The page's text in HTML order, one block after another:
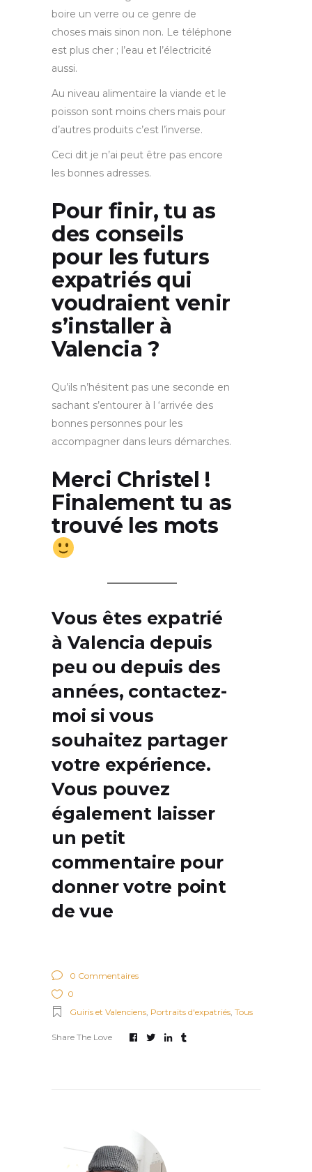
boire un verre ou ce genre de
choses mais sinon non. Le téléphone
est plus cher ; l’eau et l’électricité
aussi.
Au niveau alimentaire la viande et le
poisson sont moins chers mais pour
d’autres produits c’est l’inverse.
Ceci dit je n’ai peut être pas encore
les bonnes adresses.
Pour finir, tu as
des conseils
pour les futurs
expatriés qui
voudraient venir
s’installer à
Valencia ?
Qu’ils n’hésitent pas une seconde en
sachant s’entourer à l ‘arrivée des
bonnes personnes pour les
accompagner dans leurs démarches.
Merci Christel !
Finalement tu as
trouvé les mots
Vous êtes expatrié
à Valencia depuis
peu ou depuis des
années, contactez-
moi si vous
souhaitez partager
votre expérience.
Vous pouvez
également laisser
un petit
commentaire pour
donner votre point
de vue
0 Commentaires
0
Guiris et Valenciens Portraits d'expatriés Tous
Share The Love